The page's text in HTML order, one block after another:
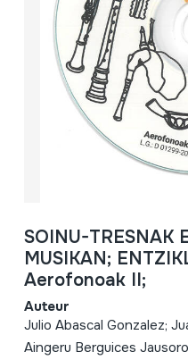
SOINU-TRESNAK
MUSIKAN;
Aerofonoak II;
Auteur
Julio Abascal Gonzalez;
Aingeru Berguices